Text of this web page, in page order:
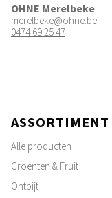
OHNE Merelbeke
merelbeke@ohne.be
0474 69 25 47
ASSORTIMENT
Alle producten
Groenten & Fruit
Ontbijt